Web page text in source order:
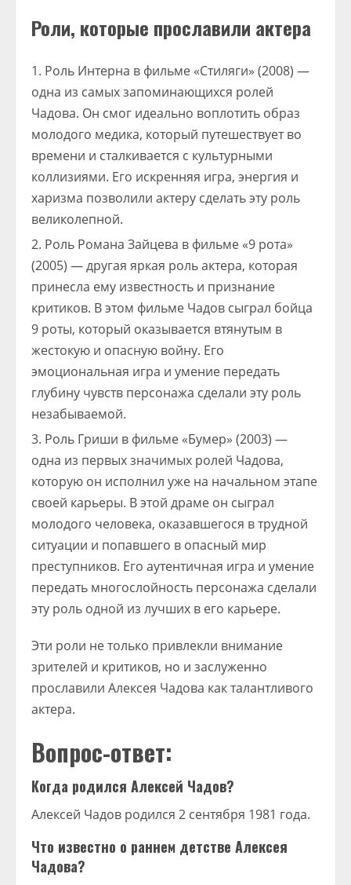
Роли, которые прославили актера
Роль Интерна в фильме «Стиляги» (2008) —
одна из самых запоминающихся ролей
Чадова. Он смог идеально воплотить образ
молодого медика, который путешествует во
времени и сталкивается с культурными
коллизиями. Его искренняя игра, энергия и
харизма позволили актеру сделать эту роль
великолепной.
Роль Романа Зайцева в фильме «9 рота»
(2005) — другая яркая роль актера, которая
принесла ему известность и признание
критиков. В этом фильме Чадов сыграл бойца
9 роты, который оказывается втянутым в
жестокую и опасную войну. Его
эмоциональная игра и умение передать
глубину чувств персонажа сделали эту роль
незабываемой.
Роль Гриши в фильме «Бумер» (2003) —
одна из первых значимых ролей Чадова,
которую он исполнил уже на начальном этапе
своей карьеры. В этой драме он сыграл
молодого человека, оказавшегося в трудной
ситуации и попавшего в опасный мир
преступников. Его аутентичная игра и умение
передать многослойность персонажа сделали
эту роль одной из лучших в его карьере.
Эти роли не только привлекли внимание
зрителей и критиков, но и заслуженно
прославили Алексея Чадова как талантливого
актера.
Вопрос-ответ:
Когда родился Алексей Чадов?
Алексей Чадов родился 2 сентября 1981 года.
Что известно о раннем детстве Алексея
Чадова?